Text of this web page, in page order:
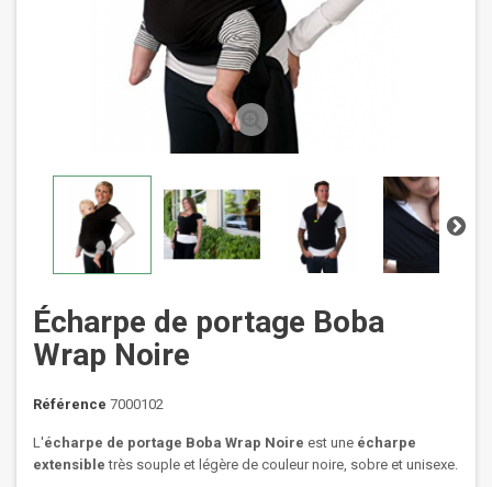
Écharpe de portage Boba
Wrap Noire
Référence 7000102
L'écharpe de portage Boba Wrap Noire est une écharpe
extensible très souple et légère de couleur noire, sobre et unisexe.